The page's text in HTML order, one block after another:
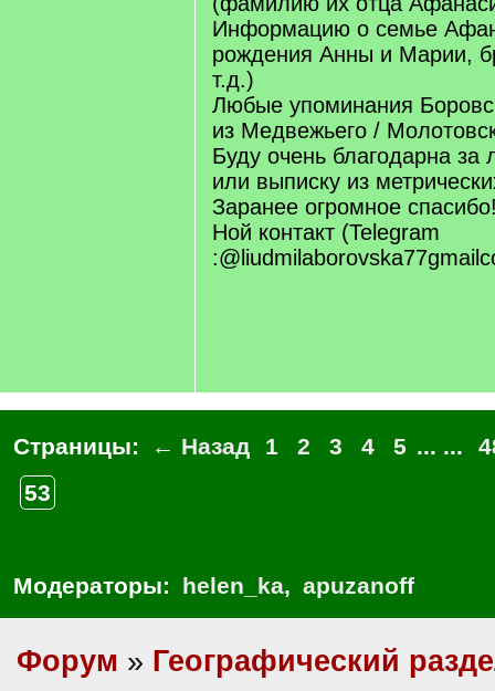
Информацию о семье
рождения Анны и Марии,
т.д.)
Любые упоминания
из Медвежьего /
Буду очень благодарна за
или выписку из
Заранее огромное
Ной контакт (Telegram
Страницы: ← Назад 1 2 3 4 5 ... ...
53
Модераторы: helen_ka, apuzanoff
Форум » Географический